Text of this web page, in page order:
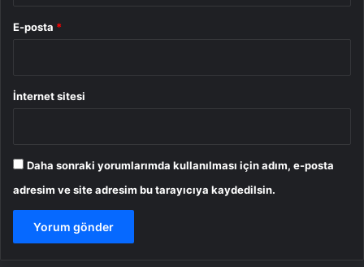
E-posta *
İnternet sitesi
Daha sonraki yorumlarımda kullanılması için adım, e-posta
adresim ve site adresim bu tarayıcıya kaydedilsin.